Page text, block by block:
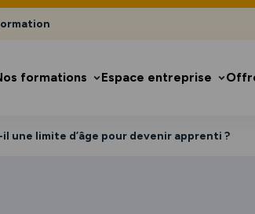
formations Espace entreprise
une limite d’âge pour devenir apprenti ?